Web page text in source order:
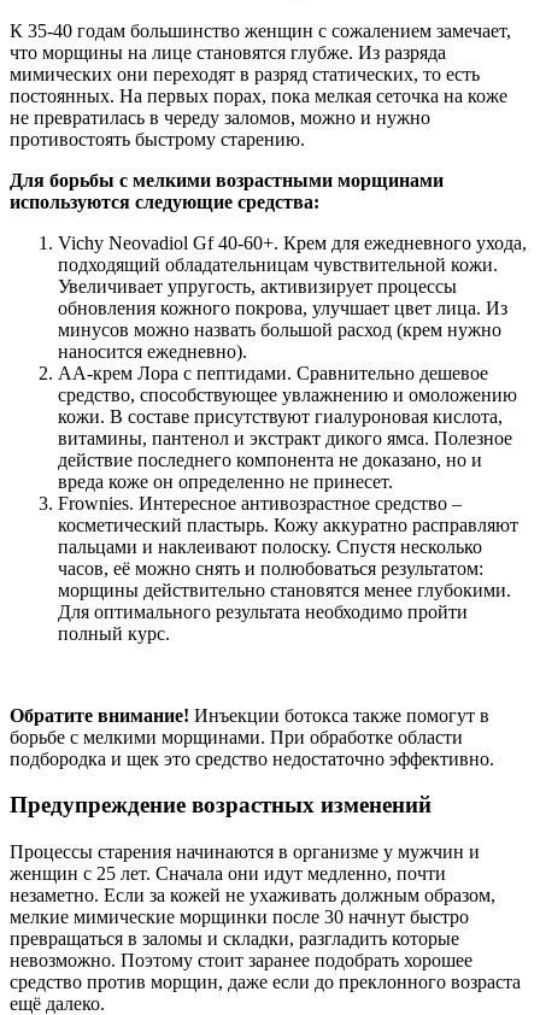
К 35-40 годам большинство женщин с сожалением замечает,
что морщины на лице становятся глубже. Из разряда
мимических они переходят в разряд статических, то есть
постоянных. На первых порах, пока мелкая сеточка на коже
не превратилась в череду заломов, можно и нужно
противостоять быстрому старению.
Для борьбы с мелкими возрастными морщинами
используются следующие средства:
Vichy Neovadiol Gf 40-60+. Крем для ежедневного ухода,
подходящий обладательницам чувствительной кожи.
Увеличивает упругость, активизирует процессы
обновления кожного покрова, улучшает цвет лица. Из
минусов можно назвать большой расход (крем нужно
наносится ежедневно).
АА-крем Лора с пептидами. Сравнительно дешевое
средство, способствующее увлажнению и омоложению
кожи. В составе присутствуют гиалуроновая кислота,
витамины, пантенол и экстракт дикого ямса. Полезное
действие последнего компонента не доказано, но и
вреда коже он определенно не принесет.
Frownies. Интересное антивозрастное средство –
косметический пластырь. Кожу аккуратно расправляют
пальцами и наклеивают полоску. Спустя несколько
часов, её можно снять и полюбоваться результатом:
морщины действительно становятся менее глубокими.
Для оптимального результата необходимо пройти
полный курс.
Обратите внимание! Инъекции ботокса также помогут в
борьбе с мелкими морщинами. При обработке области
подбородка и щек это средство недостаточно эффективно.
Предупреждение возрастных изменений
Процессы старения начинаются в организме у мужчин и
женщин с 25 лет. Сначала они идут медленно, почти
незаметно. Если за кожей не ухаживать должным образом,
мелкие мимические морщинки после 30 начнут быстро
превращаться в заломы и складки, разгладить которые
невозможно. Поэтому стоит заранее подобрать хорошее
средство против морщин, даже если до преклонного возраста
ещё далеко.